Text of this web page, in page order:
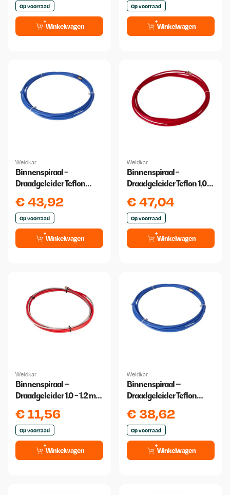
Op voorraad
Winkelwagen
Op voorraad
Winkelwagen
Weldkar
Binnenspiraal -
Draadgeleider Teflon
€43,92
Op voorraad
Winkelwagen
Weldkar
Binnenspiraal -
Draadgeleider Teflon 1,0
€47,04
Op voorraad
Winkelwagen
Weldkar
Binnenspiraal –
Draadgeleider 1.0 - 1.2 mm
€11,56
Op voorraad
Winkelwagen
Weldkar
Binnenspiraal –
Draadgeleider Teflon
€ 38,62
Op voorraad
Winkelwagen